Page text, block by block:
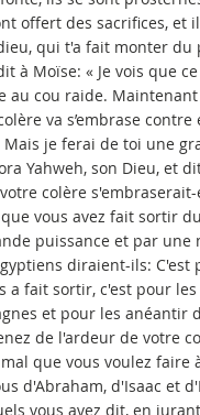
offert des sacrifices, et
qui t'a fait monter du
à Moïse: « Je vois que ce
au cou raide. Maintenant
va s’embrase contre
je ferai de toi une
Yahweh, son Dieu, et
colère
vous avez fait sortir
puissance et par une
diraient-ils: C'est
a fait sortir, c'est pour
et pour les anéantir
de l'ardeur de votre
que vous voulez faire
d'Abraham, d'Isaac et
vous avez dit, en